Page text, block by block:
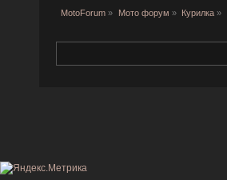
MotoForum » Мото форум » Курилка »